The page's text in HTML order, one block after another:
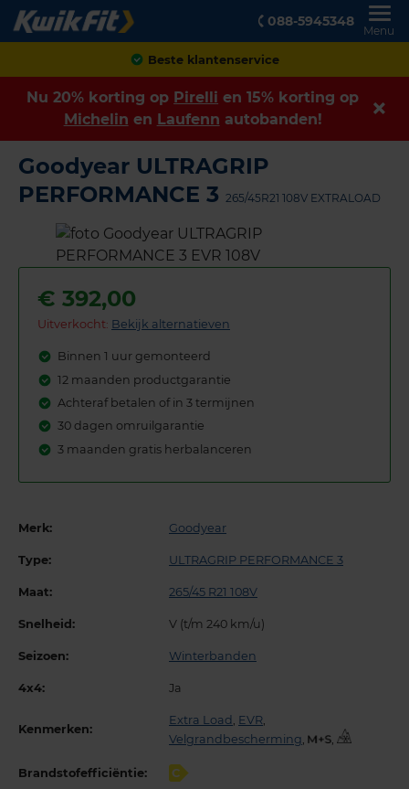
088-5945348
Menu
Achteraf betalen
Nu 20% korting op Pirelli en 15% korting op
Michelin en Laufenn autobanden!
Goodyear ULTRAGRIP
PERFORMANCE 3 265/45R21 108V EXTRALOAD
€ 392,00
Uitverkocht: Bekijk alternatieven
Binnen 1 uur gemonteerd
12 maanden productgarantie
Achteraf betalen of in 3 termijnen
30 dagen omruilgarantie
3 maanden gratis herbalanceren
Merk: Goodyear
Type: ULTRAGRIP PERFORMANCE 3
Maat: 265/45 R21 108V
Snelheid: V (t/m 240 km/u)
Seizoen: Winterbanden
4x4: Ja
Kenmerken:
Extra Load , EVR,
Velgrandbescherming, ,
Brandstofefficiëntie: C